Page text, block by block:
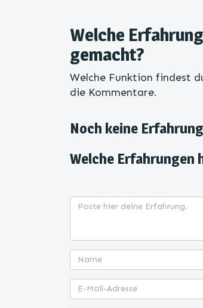
Welche
gemacht?
Welche Funktion findest
die Kommentare.
Noch keine
Welche Erfahrungen